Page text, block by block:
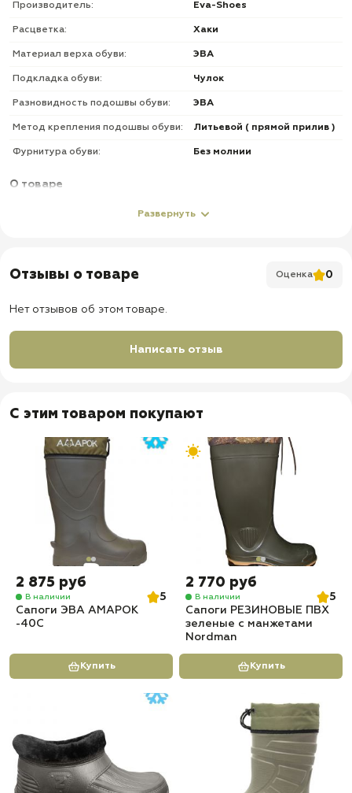
Производитель: Eva-Shoes
Расцветка: Хаки
Материал верха обуви: ЭВА
Подкладка обуви: Чулок
Разновидность подошвы обуви: ЭВА
Метод крепления подошвы обуви: Литьевой ( прямой прилив )
Фурнитура обуви: Без молнии
О товаре
✅Материал подошвы:ЭВА
✅
Развернуть
Отзывы о товаре Оценка 0
Нет отзывов об этом товаре.
Написать отзыв
С этим товаром покупают
2 875 руб
В наличии
5
Сапоги ЭВА АМАРОК
-40С
Купить
2 770 руб
В наличии
5
Сапоги РЕЗИНОВЫЕ ПВХ
зеленые с манжетами
Nordman
Купить